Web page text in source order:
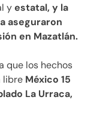
yestatal, y la
aseguraron
en Mazatlán.
que los hechos
libre México 15
La Urraca,